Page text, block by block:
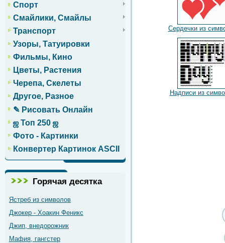
Спорт
Смайлики, Смайлы
Транспорт
Узоры, Татуировки
Фильмы, Кино
Цветы, Растения
Черепа, Скелеты
Другое, Разное
✎ Рисовать Онлайн
ஜ Топ 250 ஜ
Фото - Картинки
Конвертер Картинок ASCII
Горячая десятка
Ястреб из символов
Джокер - Хоакин Феникс
Джип, внедорожник
Мафия, гангстер
Сердечки из
Надписи из